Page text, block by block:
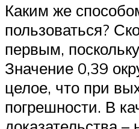
Каким же
пользоваться?
первым,
Значение 0,39
целое, что при
погрешности. В